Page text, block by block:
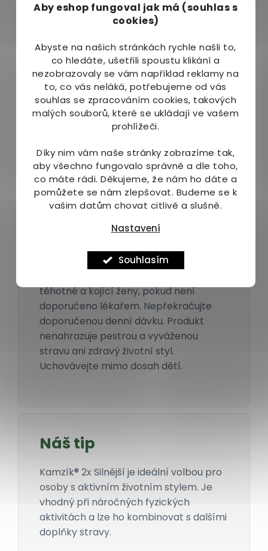
Aby eshop fungoval jak má (souhlas s
cookies)
Abyste na našich stránkách rychle našli to,
co hledáte, ušetřili spoustu klikání a
nezobrazovaly se vám například reklamy na
to, co vás neláká, potřebujeme od vás
souhlas se zpracováním cookies, takových
malých souborů, které se ukládají ve vašem
prohlížeči.
Díky nim vám naše stránky zobrazíme tak,
aby všechno fungovalo správně a dle toho,
co máte rádi. Děkujeme, že nám ho dáte a
pomůžete se nám zlepšovat. Budeme se k
vašim datům chovat citlivě a slušně.
Nastavení
Souhlasím
celulóza, protispékavá
látka: hořečnaté soli
mastných kyselin.
Balení
vystačí na 60 dní.
Skladování a
upozornění
těhotné a kojící ženy, pokud není
doporučeno lékařem. Nepřekračujte
doporučenou denní dávku. Produkt
nenahrazuje pestrou a vyváženou
stravu ani zdravý životní styl.
Uchovávejte mimo dosah dětí.
Náš tip
Kamzík® 2x Silnější je ideální volbou pro
osoby s aktivním životním stylem. Je
vhodný při náročných fyzických
aktivitách a lze ho kombinovat s dalšími
doplňky stravy.